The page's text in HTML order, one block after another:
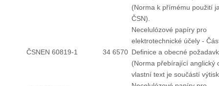
(Norma k přímému použití
ČSN).
ČSNEN 60819-1 34 6570
Necelulózové papíry pro
elektrotechnické účely -
Definice a obecné
(Norma přebírající anglický
vlastní text je součástí